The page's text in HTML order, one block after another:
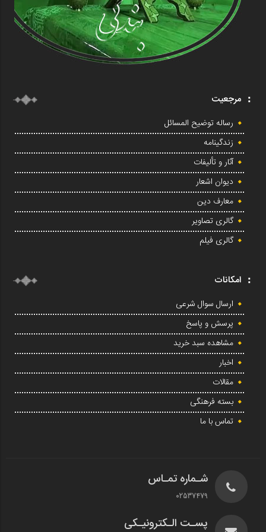
مرجعیت
رساله توضیح المسائل
زندگینامه
آثار و تألیفات
دیوان اشعار
معارف دین
گالری تصاویر
گالری فیلم
امکانات
ارسال سوال شرعی
پرسش و پاسخ
مشاهده سبد خرید
اخبار
مقالات
بسته فرهنگی
تماس با ما
شـماره تمـاس
02537479
پسـت الـکترونیـکی